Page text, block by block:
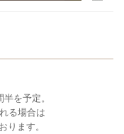
を予定。
る場合は
ります。